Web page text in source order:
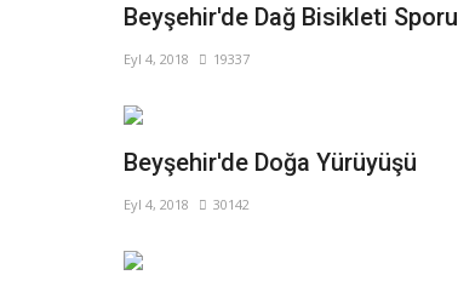
Beyşehir'de Dağ Bisikleti Sporu
Eyl 4, 2018 19337
Beyşehir'de Doğa Yürüyüşü
Eyl 4, 2018 30142